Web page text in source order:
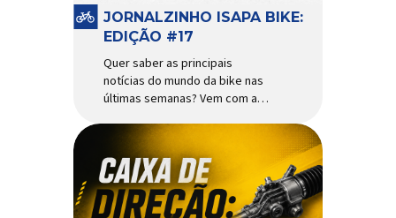
JORNALZINHO ISAPA BIKE:
EDIÇÃO #17
Quer saber as principais
notícias do mundo da bike nas
últimas semanas? Vem com a
chegou! Clique aqui e leia
agora mesmo!